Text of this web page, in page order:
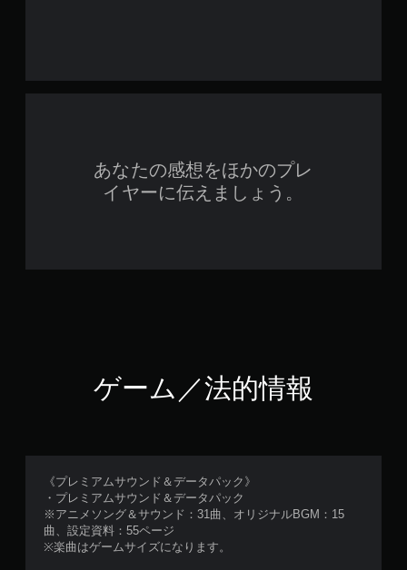
あなたの感想をほかのプレ
イヤーに伝えましょう。
ゲーム／法的情報
《プレミアムサウンド＆データパック》
・プレミアムサウンド＆データパック
※アニメソング＆サウンド：31曲、オリジナルBGM：15
曲、設定資料：55ページ
※楽曲はゲームサイズになります。